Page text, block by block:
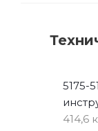
5175-
414,6